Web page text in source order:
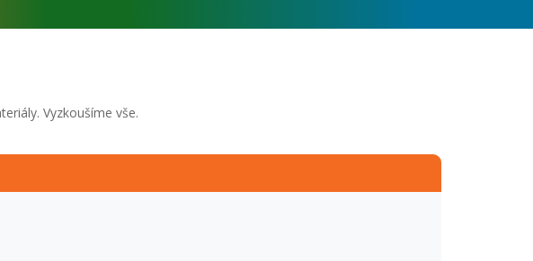
Vyzkoušíme vše.